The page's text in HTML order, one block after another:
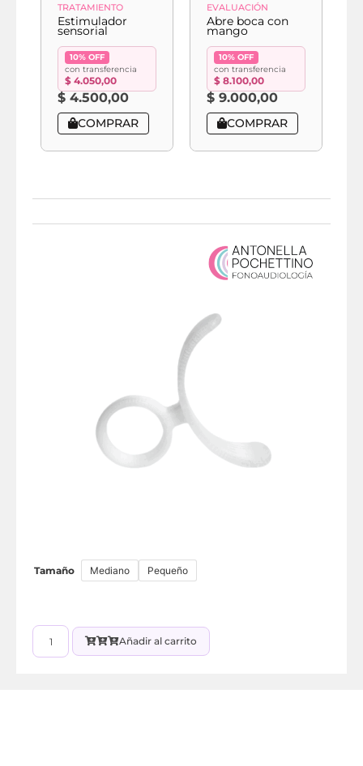
TRATAMIENTO
Estimulador
sensorial
10% OFF
con transferencia
$ 4.050,00
$ 4.500,00
COMPRAR
EVALUACIÓN
Abre boca con
mango
10% OFF
con transferencia
$ 8.100,00
$ 9.000,00
COMPRAR
Tamaño Mediano Pequeño
Añadir al carrito